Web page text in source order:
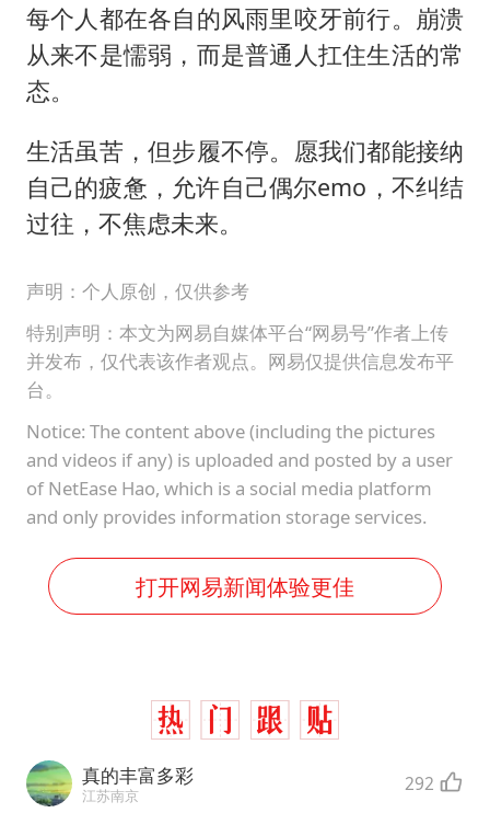
每个人都在各自的风雨里咬牙前行。崩溃
从来不是懦弱，而是普通人扛住生活的常
态。
生活虽苦，但步履不停。愿我们都能接纳
自己的疲惫，允许自己偶尔emo，不纠结
过往，不焦虑未来。
声明：个人原创，仅供参考
特别声明：本文为网易自媒体平台“网易号”作者上传
并发布，仅代表该作者观点。网易仅提供信息发布平
台。
Notice: The content above (including the pictures
and videos if any) is uploaded and posted by a user
of NetEase Hao, which is a social media platform
and only provides information storage services.
打开网易新闻体验更佳
真的丰富多彩
江苏南京 292